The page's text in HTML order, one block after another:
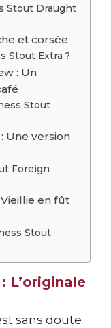
Stout Draught
et corsée
Stout Extra ?
: Un
Stout
Une version
Foreign
en fût
Stout
L’originale
sans doute